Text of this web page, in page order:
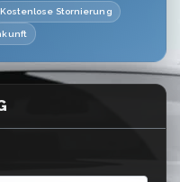
Kostenlose Stornierung